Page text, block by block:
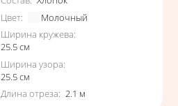
Цвет:
Молочный
Ширина кружева:
25.5см
Ширина узора:
25.5см
Длина отреза: 2.1 м